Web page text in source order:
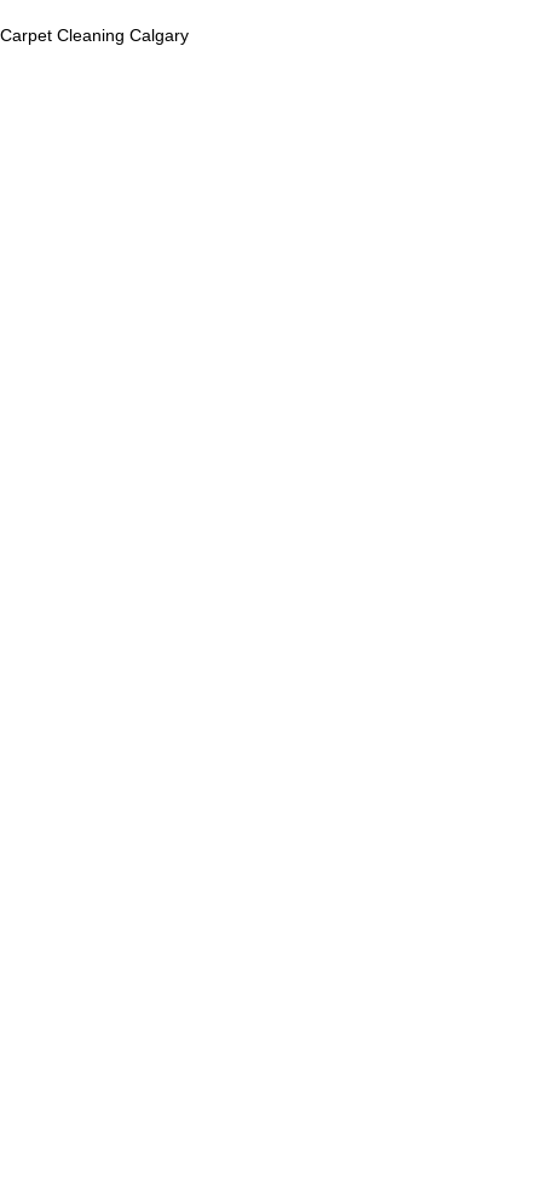
Carpet Cleaning Calgary